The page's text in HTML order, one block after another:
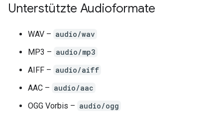
Unterstützte Audioformate
WAV – audio/wav
MP3 – audio/mp3
AIFF – audio/aiff
AAC – audio/aac
OGG Vorbis – audio/ogg